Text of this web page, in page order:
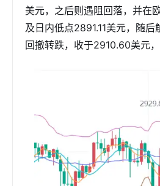
美元，之后则遇阻回落，并在
及日内低点2891.11美元，随
回撤转跌，收于2910.60美元